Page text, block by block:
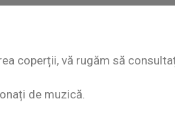
coperții, vă rugăm să
de muzică.